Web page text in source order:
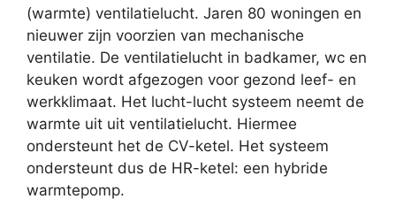
(warmte) ventilatielucht. Jaren 80 woningen en
nieuwer zijn voorzien van mechanische
ventilatie. De ventilatielucht in badkamer, wc en
keuken wordt afgezogen voor gezond leef- en
werkklimaat. Het lucht-lucht systeem neemt de
warmte uit uit ventilatielucht. Hiermee
ondersteunt het de CV-ketel. Het systeem
ondersteunt dus de HR-ketel: een hybride
warmtepomp.